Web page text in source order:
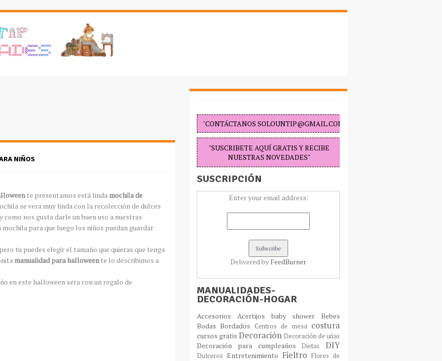
NIÑOS
te presentamos está linda mochila de
se vera muy linda con la recolección de dulces
nos gusta darle un buen uso a nuestras
para que luego los niños puedan guardar
tu puedes elegir el tamaño que quieras que tenga
manualidad para halloweente lo describimos a
en este halloween sera con un regalo de
"CONTÁCTANOS SOLOUNTIP@GMAIL.COM "
"SUSCRIBETE AQUÍ GRATIS Y RECIBE
NUESTRAS NOVEDADES"
SUSCRIPCIÓN
Enter your email address:
Delivered by FeedBurner
MANUALIDADES-
DECORACIÓN-HOGAR
Accesorios Acertijos baby shower Bebes
BodasBordados Centros de mesa costura
cursos gratis Decoración Decoración de uñas
Decoración para cumpleaños Dietas DIY
Dulceros Entretenimiento FieltroFlores de